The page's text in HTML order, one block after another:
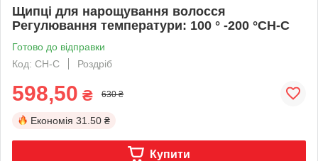
Щипці для нарощування волосся
Регулювання температури: 100 ° -200 °CH-C
Готово до відправки
Код: CH-C
Роздріб
598,50 ₴ 630 ₴
Економія 31.50 ₴
Купити